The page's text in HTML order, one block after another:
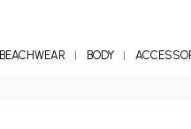
BEACHWEAR BODY